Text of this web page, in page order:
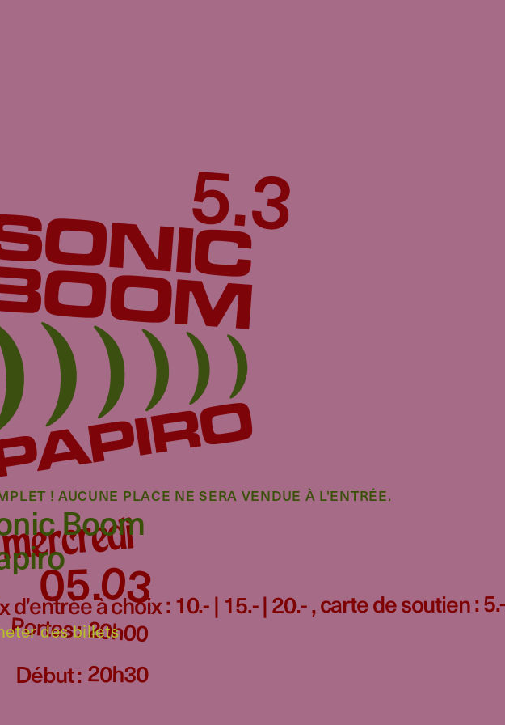
mercredi
03
.
05
Portes :20h00
Début :20h30
! AUCUNE PLACE NE SERA VENDUE À L'ENTRÉE.
Boom
d’entrée à choix : 10.- | 15.- | 20.- , carte de soutien :
des billets